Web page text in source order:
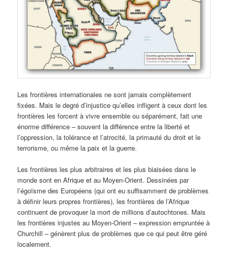
Les frontières internationales ne sont jamais complètement
fixées. Mais le degré d’injustice qu’elles infligent à ceux dont les
frontières les forcent à vivre ensemble ou séparément, fait une
énorme différence – souvent la différence entre la liberté et
l’oppression, la tolérance et l’atrocité, la primauté du droit et le
terrorisme, ou même la paix et la guerre.
Les frontières les plus arbitraires et les plus biaisées dans le
monde sont en Afrique et au Moyen-Orient. Dessinées par
l’égoïsme des Européens (qui ont eu suffisamment de problèmes
à définir leurs propres frontières), les frontières de l’Afrique
continuent de provoquer la mort de millions d’autochtones. Mais
les frontières injustes au Moyen-Orient – expression empruntée à
Churchill – génèrent plus de problèmes que ce qui peut être géré
localement.